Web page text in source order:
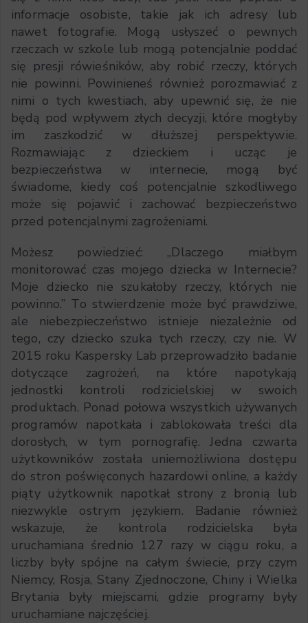
informacje osobiste, takie jak ich adresy lub
nawet fotografie. Mogą usłyszeć o pewnych
rzeczach w szkole lub mogą potencjalnie poddać
się presji rówieśników, aby robić rzeczy, których
nie powinni. Powinieneś również porozmawiać z
nimi o tych kwestiach, aby upewnić się, że nie
będą pod wpływem złych decyzji, które mogłyby
im zaszkodzić w dłuższej perspektywie.
Rozmawiając z dzieckiem i ucząc je
bezpieczeństwa w internecie, mogą być
świadome, kiedy coś potencjalnie szkodliwego
może się pojawić i zachować bezpieczeństwo
przed potencjalnymi zagrożeniami.
Możesz powiedzieć: „Dlaczego miałbym
monitorować czas mojego dziecka w Internecie?
Moje dziecko nie szukałoby rzeczy, których nie
powinno.” To stwierdzenie może być prawdziwe,
ale niebezpieczeństwo istnieje niezależnie od
tego, czy dziecko szuka tych rzeczy, czy nie. W
2015 roku Kaspersky Lab przeprowadziło badanie
dotyczące zagrożeń, na które napotykają
jednostki kontroli rodzicielskiej w swoich
produktach. Ponad połowa wszystkich używanych
programów napotkała i zablokowała treści dla
dorosłych, w tym pornografię. Jedna czwarta
użytkowników została uniemożliwiona dostępu
do stron poświęconych hazardowi online, a każdy
piąty użytkownik napotkał strony z bronią lub
niezwykle ostrym językiem. Badanie również
wskazuje, że kontrola rodzicielska była
uruchamiana średnio 127 razy w ciągu roku, a
liczby były spójne na całym świecie, przy czym
Niemcy, Rosja, Stany Zjednoczone, Chiny i Wielka
Brytania były miejscami, gdzie programy były
uruchamiane najczęściej.